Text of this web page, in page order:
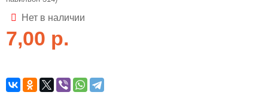
Нет в наличии
7,00 р.